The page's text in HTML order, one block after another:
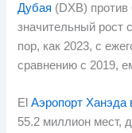
Дубая (DXB)
значительный рост
пор, как 2023, с
сравнению с 2019,
El Аэропорт Ханэда
55.2 миллион мест,